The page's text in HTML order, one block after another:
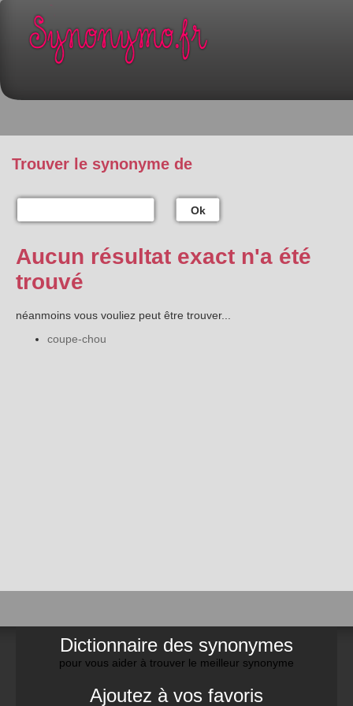
Trouver le synonyme de
Ok
Aucun résultat exact n'a été
trouvé
néanmoins vous vouliez peut être trouver...
coupe-chou
Dictionnaire des synonymes
pour vous aider à trouver le meilleur synonyme
Ajoutez à vos favoris